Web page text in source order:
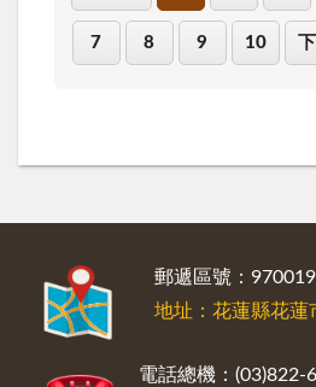
7 8 9 10
郵遞區號：970019
地址：花蓮縣花蓮
電話總機：(03)822-